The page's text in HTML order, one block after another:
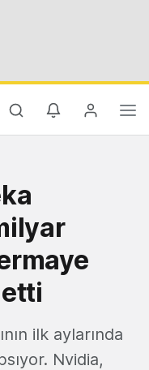
etti
ilk aylarında
Nvidia,